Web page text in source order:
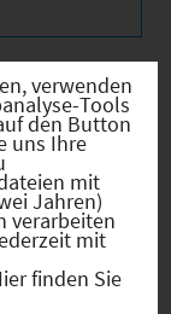
des
verwenden
Tools
den Button
uns Ihre
mit
Jahren)
verarbeiten
mit
finden Sie